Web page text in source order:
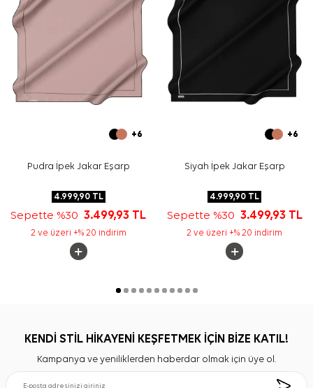
+6
Pudra İpek Jakar Eşarp
4.999,90TL
Sepette %303.499,93 TL
2 ve üzeri +% 20 indirim
+6
Siyah İpek Jakar Eşarp
4.999,90 TL
Sepette %30 3.499,93 TL
2 ve üzeri +% 20 indirim
KENDİ STİL HİKAYENİ KEŞFETMEK İÇİN BİZE KATIL!
Kampanya ve yeniliklerden haberdar olmak için üye ol.